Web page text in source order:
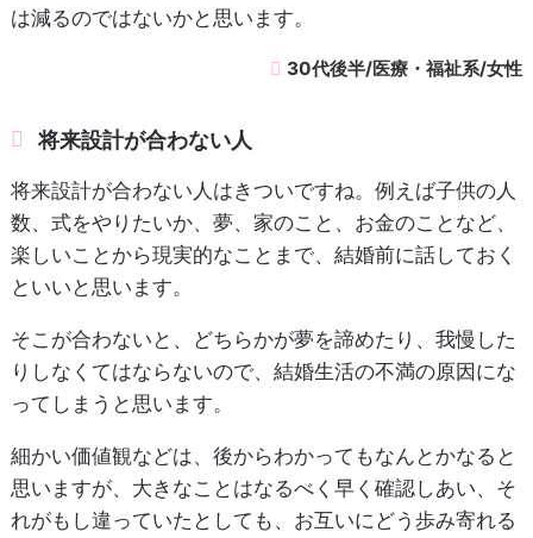
は減るのではないかと思います。
30代後半/医療・福祉系/女性
将来設計が合わない人
将来設計が合わない人はきついですね。例えば子供の人
数、式をやりたいか、夢、家のこと、お金のことなど、
楽しいことから現実的なことまで、結婚前に話しておく
といいと思います。
そこが合わないと、どちらかが夢を諦めたり、我慢した
りしなくてはならないので、結婚生活の不満の原因にな
ってしまうと思います。
細かい価値観などは、後からわかってもなんとかなると
思いますが、大きなことはなるべく早く確認しあい、そ
れがもし違っていたとしても、お互いにどう歩み寄れる